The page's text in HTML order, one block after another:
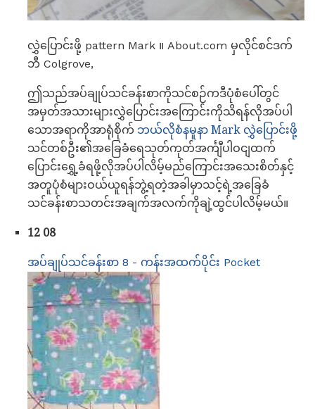
လွှဲပြောင်းဖို့ pattern Mark ။ About.com မှလိုင်စင်ဒက်
ဘီ Colgrove,
ဤသည်အပ်ချုပ်သင်ခန်းစာကိုသင်စဉ်ကဒီပုံစံပေါ်တွင်
အမှတ်အသားများလွှဲပြောင်းအကြောင်းကိုသိရန်လိုအပ်ပါ
သောအရာကိုအာရုံစိုက် ဘယ်လိုစံနမူနာ Mark လွှဲပြောင်းဖို့
သင်တစ်ဦး၏အခြေခံရေသုတ်ကုတ်အင်္ကျီပါဝငျထက်
ပြောင်းရွှေ့ခံရဖို့လိုအပ်ပါလိမ့်မည်ကြောင်းအသေးစိတ်နှင့်
အတူပုံစံများဝယ်ယူရန်ဘွဲ့ရတဲ့အခါမှာသင့်ရဲ့အခြေခံ
သင်ခန်းစာသတင်းအချက်အလက်ကိုချဲ့ထွင်ပါလိမ့်မယ်။
12 08
အပ်ချုပ်သင်ခန်းစာ 8 - ကန်းအထက်ပိုင်း Pocket